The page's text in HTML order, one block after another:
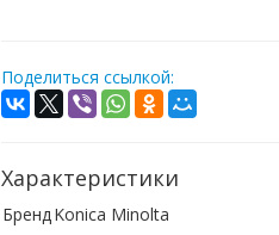
Поделиться ссылкой:
Характеристики
БрендKonica Minolta